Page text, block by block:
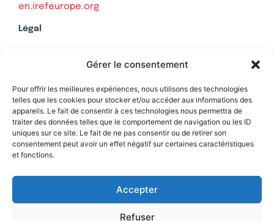
Gérer le consentement
Pour offrir les meilleures expériences, nous utilisons des technologies
telles que les cookies pour stocker et/ou accéder aux informations des
appareils. Le fait de consentir à ces technologies nous permettra de
traiter des données telles que le comportement de navigation ou les ID
uniques sur ce site. Le fait de ne pas consentir ou de retirer son
consentement peut avoir un effet négatif sur certaines caractéristiques
et fonctions.
Accepter
Refuser
en.irefeurope.org
Légal
Politique de confidentialité
Contact
Soutenez Contrepoints